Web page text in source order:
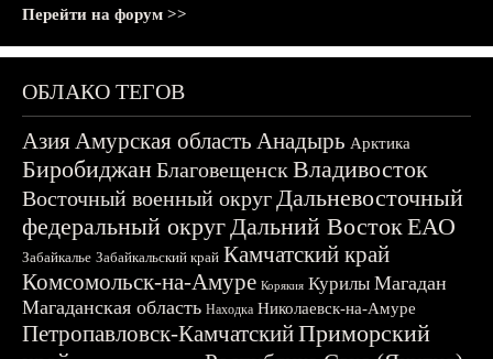
Перейти на форум >>
ОБЛАКО ТЕГОВ
АзияАмурская область Анадырь Арктика
БиробиджанБлаговещенскВладивосток
Восточный военный округДальневосточный
федеральный округДальний ВостокЕАО
Забайкалье Забайкальский край Камчатский край
Комсомольск-на-Амуре Корякия Курилы Магадан
Магаданская область Находка Николаевск-на-Амуре
Петропавловск-КамчатскийПриморский